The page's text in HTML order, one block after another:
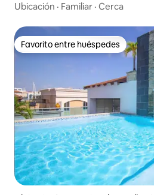
Bongo
Ubicación · Familiar · Cerca
Favorito entre huéspedes
Favorito entre huéspedes